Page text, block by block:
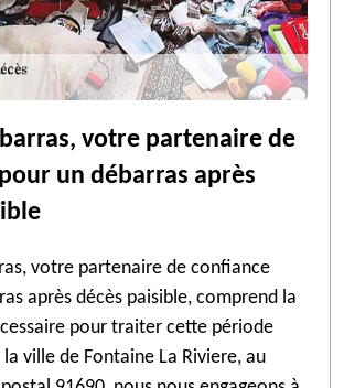
votre partenaire de
un débarras après
votre partenaire de confiance
après décès paisible, comprend la
pour traiter cette période
la ville de Fontaine La Riviere, au